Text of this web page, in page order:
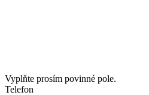
Vyplňte prosím povinné pole.
Telefon